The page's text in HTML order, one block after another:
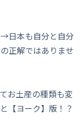
日本も自分と自分
正解ではありませ
お土産の種類も変
【ヨーク】版！？